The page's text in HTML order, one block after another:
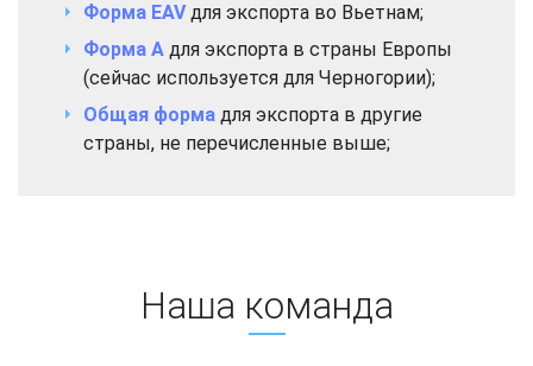
Форма EAVдля экспорта во Вьетнам;
Форма А для экспорта в страны Европы
(сейчас используется для Черногории);
Общая форма для экспорта в другие
страны, не перечисленные выше;
Наша команда